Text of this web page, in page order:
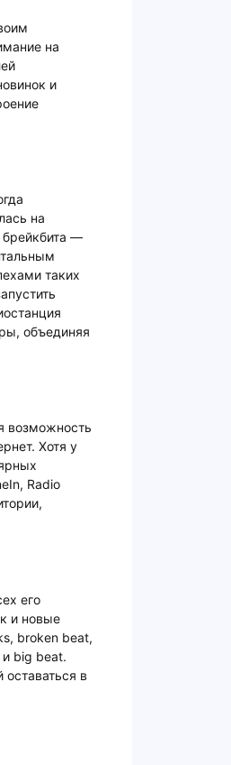
на
и
на
брейкбита —
таких
объединяя
возможность
Хотя у
Radio
его
и новые
broken beat,
и big beat.
оставаться в